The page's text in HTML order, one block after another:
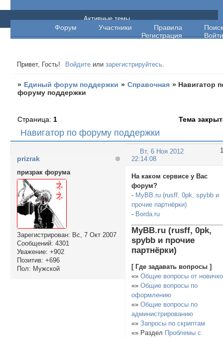
Единый форум поддержки
Форум Участники Правила
Поиск
Регистрация
Войти
Активные темы
Привет, Гость! Войдите илизарегистрируйтесь.
» Единый форум поддержки » Справочная » Навигатор
форуму поддержки
Навигатор по форуму поддержки
Страница: 1 Тема
1
Вт, 6 Ноя 2012
22:14:08
prizrak
призрак форума
Зарегистрирован: Вс, 7 Окт 2007
Сообщений: 4301
Уважение: +902
Позитив: +696
Пол: Мужской
На каком сервисе у Вас
форум?
- MyBB.ru (rusff, 0pk, spybb и
прочие партнёрки)
- Borda.ru
MyBB.ru (rusff, 0pk,
spybb и прочие
партнёрки)
[ Где задавать вопросы ]
«»Общие вопросы от
«»Общие вопросы по
оформлению
«»Общие вопросы по
администрированию
«»Запросы по скриптам
«» Раздел Проблемы с